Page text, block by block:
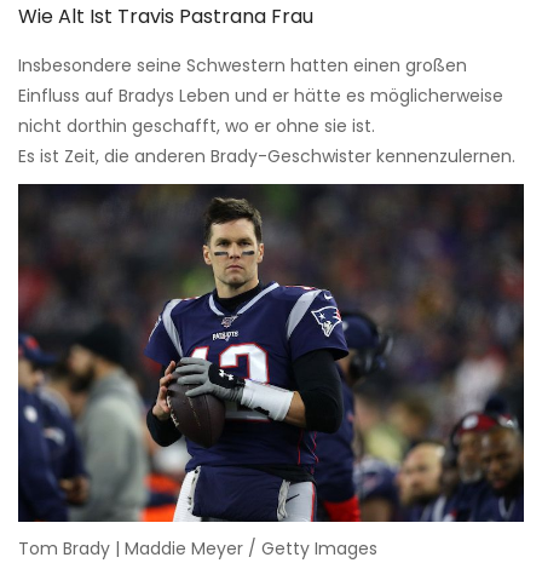
Wie Alt Ist Travis Pastrana Frau
Insbesondere seine Schwestern hatten einen großen
Einfluss auf Bradys Leben und er hätte es möglicherweise
nicht dorthin geschafft, wo er ohne sie ist.
Es ist Zeit, die anderen Brady-Geschwister kennenzulernen.
Tom Brady | Maddie Meyer / Getty Images